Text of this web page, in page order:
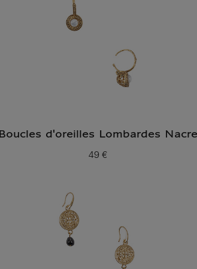
Boucles d'oreilles Lombardes Nacre
Prix ​​actuel
49 €